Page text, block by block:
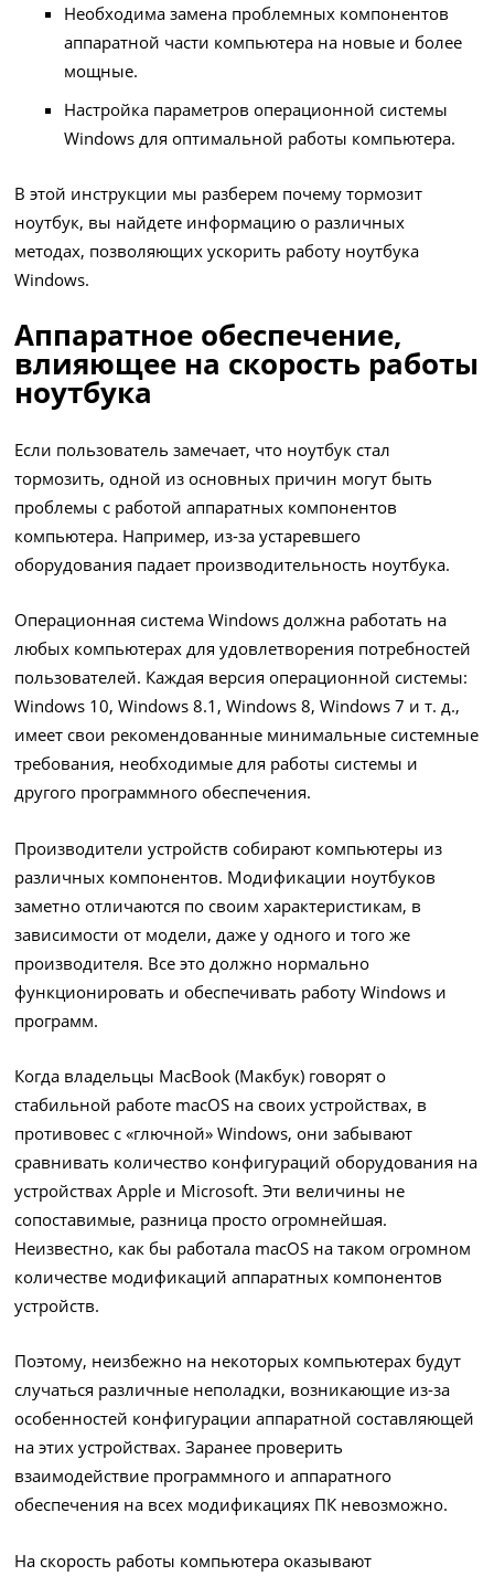
Необходима замена проблемных компонентов
аппаратной части компьютера на новые и более
мощные.
Настройка параметров операционной системы
Windows для оптимальной работы компьютера.
В этой инструкции мы разберем почему тормозит
ноутбук, вы найдете информацию о различных
методах, позволяющих ускорить работу ноутбука
Windows.
Аппаратное обеспечение,
влияющее на скорость работы
ноутбука
Если пользователь замечает, что ноутбук стал
тормозить, одной из основных причин могут быть
проблемы с работой аппаратных компонентов
компьютера. Например, из-за устаревшего
оборудования падает производительность ноутбука.
Операционная система Windows должна работать на
любых компьютерах для удовлетворения потребностей
пользователей. Каждая версия операционной системы:
Windows 10, Windows 8.1, Windows 8, Windows 7 и т. д.,
имеет свои рекомендованные минимальные системные
требования, необходимые для работы системы и
другого программного обеспечения.
Производители устройств собирают компьютеры из
различных компонентов. Модификации ноутбуков
заметно отличаются по своим характеристикам, в
зависимости от модели, даже у одного и того же
производителя. Все это должно нормально
функционировать и обеспечивать работу Windows и
программ.
Когда владельцы MacBook (Макбук) говорят о
стабильной работе macOS на своих устройствах, в
противовес с «глючной» Windows, они забывают
сравнивать количество конфигураций оборудования на
устройствах Apple и Microsoft. Эти величины не
сопоставимые, разница просто огромнейшая.
Неизвестно, как бы работала macOS на таком огромном
количестве модификаций аппаратных компонентов
устройств.
Поэтому, неизбежно на некоторых компьютерах будут
случаться различные неполадки, возникающие из-за
особенностей конфигурации аппаратной составляющей
на этих устройствах. Заранее проверить
взаимодействие программного и аппаратного
обеспечения на всех модификациях ПК невозможно.
На скорость работы компьютера оказывают